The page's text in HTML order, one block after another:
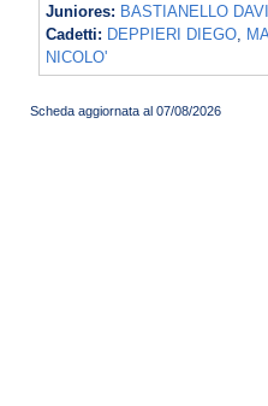
Juniores: BASTIANELLO
Cadetti: DEPPIERI DIEGO,
NICOLO'
Scheda aggiornata al 07/08/2026